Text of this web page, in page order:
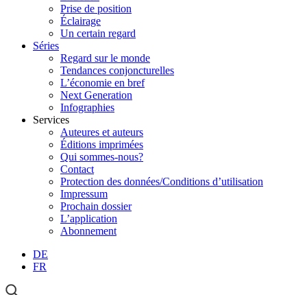
Prise de position
Éclairage
Un certain regard
Séries
Regard sur le monde
Tendances conjoncturelles
L’économie en bref
Next Generation
Infographies
Services
Auteures et auteurs
Éditions imprimées
Qui sommes-nous?
Contact
Protection des données/Conditions d’utilisation
Impressum
Prochain dossier
L’application
Abonnement
DE
FR